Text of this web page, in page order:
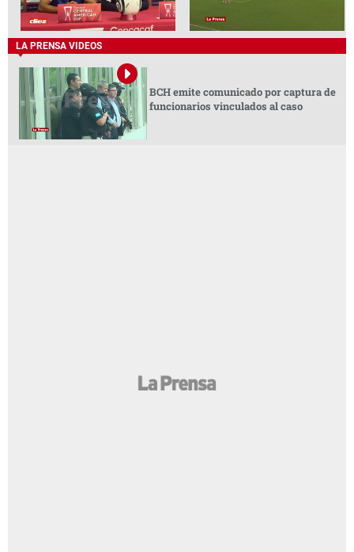
LA PRENSA VIDEOS
BCH emite comunicado por captura de
funcionarios vinculados al caso